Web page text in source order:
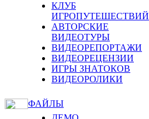
КЛУБ
ИГРОПУТЕШЕСТВИЙ
АВТОРСКИЕ
ВИДЕОТУРЫ
ВИДЕОРЕПОРТАЖИ
ВИДЕОРЕЦЕНЗИИ
ИГРЫ ЗНАТОКОВ
ВИДЕОРОЛИКИ
ФАЙЛЫ